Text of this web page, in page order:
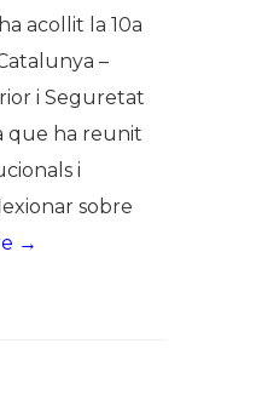
acollit la 10a
–
i Seguretat
que ha reunit
i
sobre
→